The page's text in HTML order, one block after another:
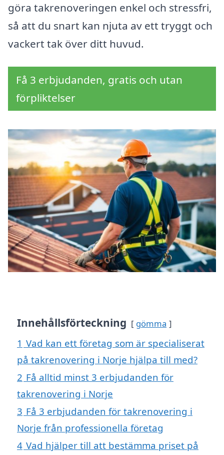
göra takrenoveringen enkel och stressfri,
så att du snart kan njuta av ett tryggt och
vackert tak över ditt huvud.
Få 3 erbjudanden, gratis och utan
förpliktelser
Innehållsförteckning gömma
1 Vad kan ett företag som är specialiserat
på takrenovering i Norje hjälpa till med?
2 Få alltid minst 3 erbjudanden för
takrenovering i Norje
3 Få 3 erbjudanden för takrenovering i
Norje från professionella företag
4 Vad hjälper till att bestämma priset på